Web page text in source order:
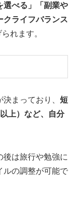
選べる」「副業や
クライフバランス
れます。
まっており、 短
上）など、自分
後は旅行や勉強に
ルの調整が可能で